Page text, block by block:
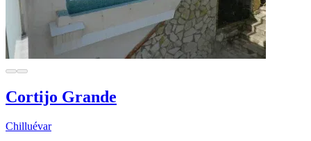
Cortijo Grande
Chilluévar